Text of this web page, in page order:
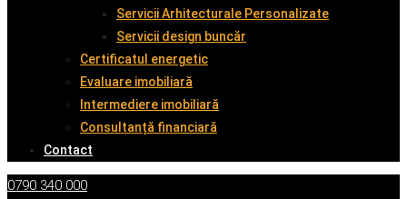
Servicii Arhitecturale Personalizate
Servicii design buncăr
Certificatul energetic
Evaluare imobiliară
Intermediere imobiliară
Consultanță financiară
Contact
0790 340 000